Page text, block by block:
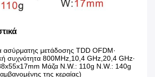
ασύρματης μετάδοσης TDD OFDM·
συχνότητα 800MHz,10,4 GHz,20,4 GHz·
Μάζα N.W.: 110g N.W.: 140g
της κεραίας)